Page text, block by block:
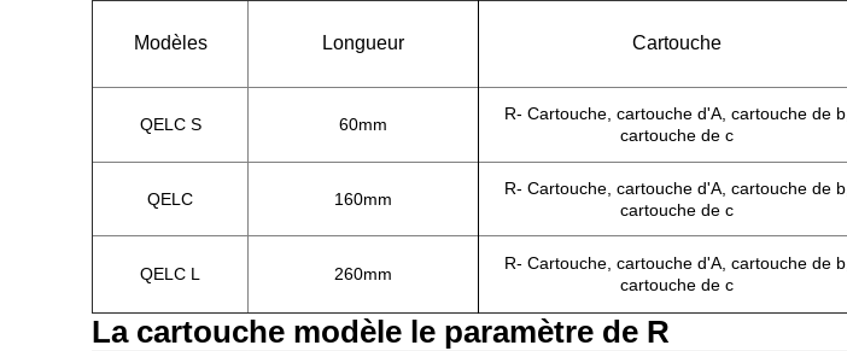
Modèles Longueur Cartouche
QELC S 60mm
R- Cartouche, cartouche d'A, cartouche de b,
cartouche de c
QELC 160mm
R- Cartouche, cartouche d'A, cartouche de b,
cartouche de c
QELC L 260mm
R- Cartouche, cartouche d'A, cartouche de b,
cartouche de c
La cartouche modèle le paramètre de R